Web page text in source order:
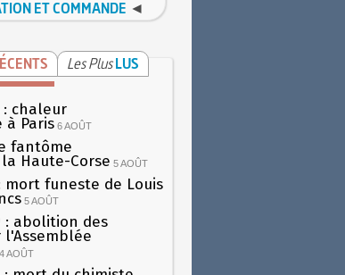
ET COMMANDE ◄
Les Plus LUS
: chaleur
à Paris 6 AOÛT
fantôme
Haute-Corse 5 AOÛT
mort funeste de Louis
5 AOÛT
: abolition des
4 AOÛT